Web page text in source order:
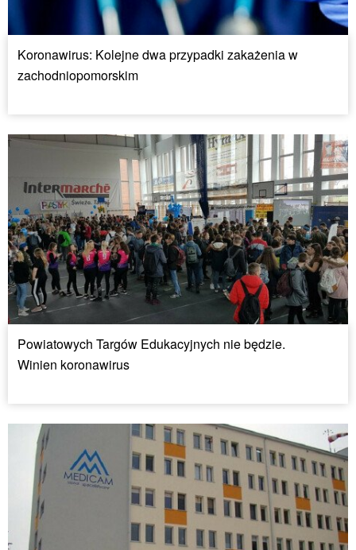
Koronawirus: Kolejne dwa przypadki zakażenia w
zachodniopomorskim
Powiatowych Targów Edukacyjnych nie będzie.
Winien koronawirus